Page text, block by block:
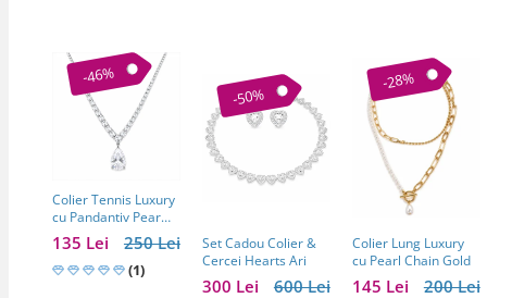
-46%
Colier Tennis Luxury
cu Pandantiv Pear
Cut – Eleganță
Atemporală 250 Lei
135 Lei
(1)
-50%
Set Cadou Colier &
Cercei Hearts Ari
600 Lei
300 Lei
-28%
Colier Lung Luxury
cu Pearl Chain Gold
200 Lei
145 Lei